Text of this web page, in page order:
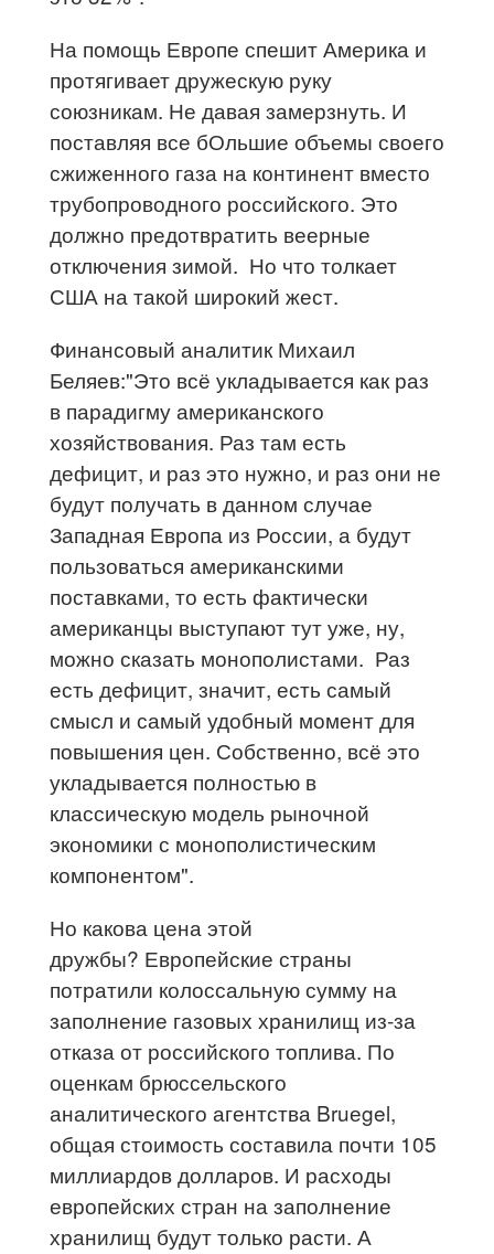
На помощь Европе спешит Америка и
протягивает дружескую руку
союзникам. Не давая замерзнуть. И
поставляя все бОльшие объемы своего
сжиженного газа на континент вместо
трубопроводного российского. Это
должно предотвратить веерные
отключения зимой. Но что толкает
США на такой широкий жест.
Финансовый аналитик Михаил
Беляев:"Это всё укладывается как раз
в парадигму американского
хозяйствования. Раз там есть
дефицит, и раз это нужно, и раз они не
будут получать в данном случае
Западная Европа из России, а будут
пользоваться американскими
поставками, то есть фактически
американцы выступают тут уже, ну,
можно сказать монополистами. Раз
есть дефицит, значит, есть самый
смысл и самый удобный момент для
повышения цен. Собственно, всё это
укладывается полностью в
классическую модель рыночной
экономики с монополистическим
компонентом".
Но какова цена этой
дружбы? Европейские страны
потратили колоссальную сумму на
заполнение газовых хранилищ из-за
отказа от российского топлива. По
оценкам брюссельского
аналитического агентства Bruеgel,
общая стоимость составила почти 105
миллиардов долларов. И расходы
европейских стран на заполнение
хранилищ будут только расти. А